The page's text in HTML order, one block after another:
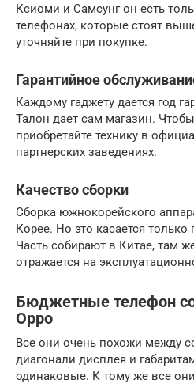
Ксиоми и Самсунг он есть
телефонах, которые стоят
уточняйте при покупке.
Гарантийное
Каждому гаджету дается год
Талон дает сам магазин.
приобретайте технику в
партнерских заведениях.
Качество сборки
Сборка южнокорейского
Корее. Но это касается
Часть собирают в Китае, там
отражается на
Бюджетные телефон
Oppo
Все они очень похожи между
диагонали дисплея и
одинаковые. К тому же все